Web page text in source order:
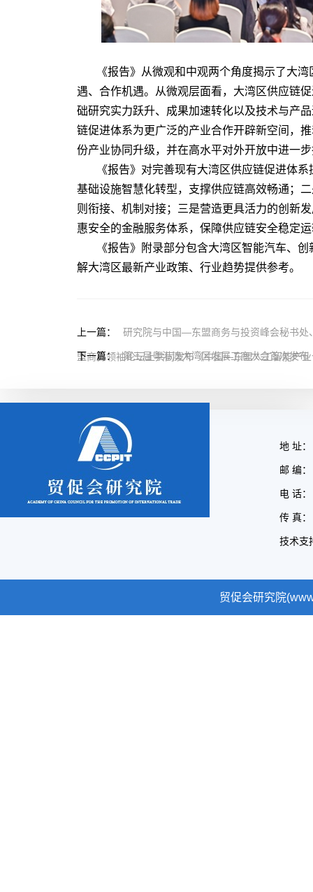
《报告》从微观和中观两个角度揭示了大
遇、合作机遇。从微观层面看，大湾区供应链
础研究实力跃升、成果加速转化以及技术与产
链促进体系为更广泛的产业合作开辟新空间，
份产业协同升级，并在高水平对外开放中进一
《报告》对完善现有大湾区供应链促进体
基础设施智慧化转型，支撑供应链高效畅通；
则衔接、机制对接；三是营造更具活力的创新
惠安全的金融服务体系，保障供应链安全稳定
《报告》附录部分包含大湾区智能汽车、
解大湾区最新产业政策、行业趋势提供参考。
上一篇： 研究院与中国—东盟商务与投资峰会秘书
盟商界领袖论坛上共同发布《中国—东盟人工智能产
下一篇： 第三届粤港澳大湾区发展工商大会首次发
地 址
邮 编
电 话
传 真
技术支
贸促会研究院